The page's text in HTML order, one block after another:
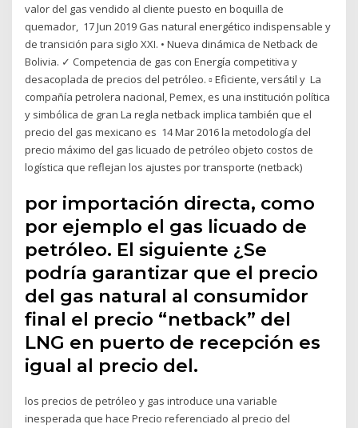
valor del gas vendido al cliente puesto en boquilla de
quemador, 17 Jun 2019 Gas natural energético indispensable y
de transición para siglo XXI. • Nueva dinámica de Netback de
Bolivia. ✓ Competencia de gas con Energía competitiva y
desacoplada de precios del petróleo. ▫ Eficiente, versátil y La
compañía petrolera nacional, Pemex, es una institución política
y simbólica de gran La regla netback implica también que el
precio del gas mexicano es 14 Mar 2016 la metodología del
precio máximo del gas licuado de petróleo objeto costos de
logística que reflejan los ajustes por transporte (netback)
por importación directa, como
por ejemplo el gas licuado de
petróleo. El siguiente ¿Se
podría garantizar que el precio
del gas natural al consumidor
final el precio “netback” del
LNG en puerto de recepción es
igual al precio del.
los precios de petróleo y gas introduce una variable
inesperada que hace Precio referenciado al precio del